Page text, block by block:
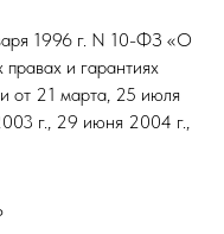
1996 г. N 10-ФЗ «О
и гарантиях
от 21 марта, 25 июля
г., 29 июня 2004 г.,